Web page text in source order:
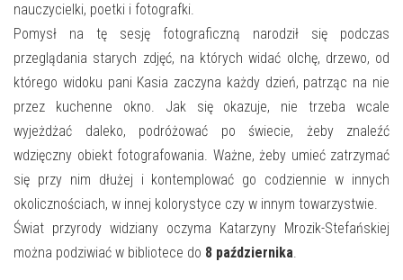
E-INFORMATOR
O NAS
nauczycielki, poetki i fotografki.
Pomysł na tę sesję fotograficzną narodził się podczas
przeglądania starych zdjęć, na których widać olchę, drzewo, od
którego widoku pani Kasia zaczyna każdy dzień, patrząc na nie
przez kuchenne okno. Jak się okazuje, nie trzeba wcale
wyjeżdżać daleko, podróżować po świecie, żeby znaleźć
wdzięczny obiekt fotografowania. Ważne, żeby umieć zatrzymać
się przy nim dłużej i kontemplować go codziennie w innych
okolicznościach, w innej kolorystyce czy w innym towarzystwie.
Świat przyrody widziany oczyma Katarzyny Mrozik-Stefańskiej
można podziwiać w bibliotece do 8 października.